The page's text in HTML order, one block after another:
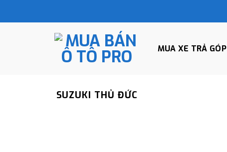
MUA XE TRẢ GÓP
SUZUKI THỦ ĐỨC